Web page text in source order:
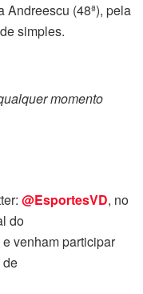
Andreescu (48ª), pela
simples.
momento
@EsportesVD, no
do
e venham participar
de